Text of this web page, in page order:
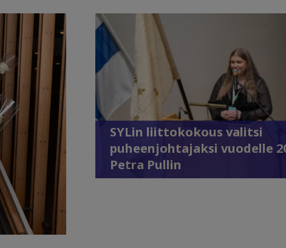
SYLin liittokokous valitsi
puheenjohtajaksi vuodelle
Petra Pullin